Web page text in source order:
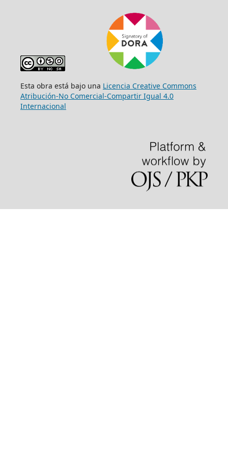
Esta obra está bajo una Licencia Creative Commons
Atribución-No Comercial-Compartir Igual 4.0
Internacional